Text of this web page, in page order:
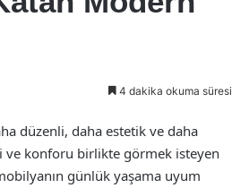
4 dakika okuma süresi
düzenli, daha estetik ve daha
ve konforu birlikte görmek isteyen
günlük yaşama uyum